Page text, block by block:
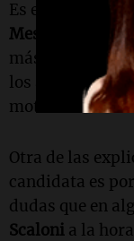
Es el vaso
Messi
ya no
más completo
los amistosos,
motor del
Otra de las
candidata es
dudas que en
Scaloni a la